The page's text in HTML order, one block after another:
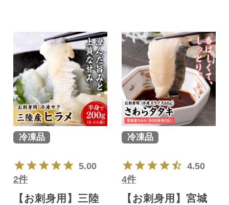
冷凍品
5.00
2件
【お刺身用】三陸
冷凍品
4.50
4件
【お刺身用】宮城